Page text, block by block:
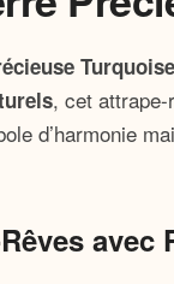
Turquoise
, cet
d’harmonie
avec